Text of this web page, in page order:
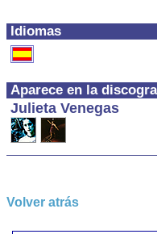
Idiomas
Aparece en la
Julieta Venegas
Volver atrás